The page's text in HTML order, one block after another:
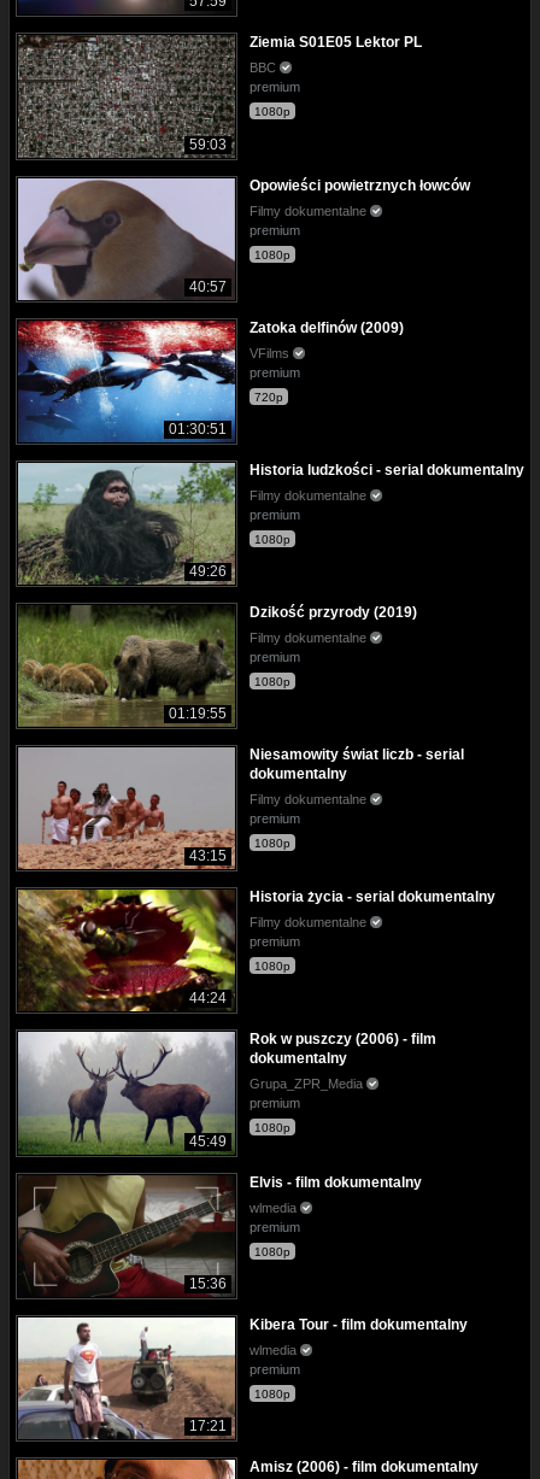
59:03
Ziemia S01E05 Lektor PL
BBC
premium
1080p
40:57
Opowieści powietrznych łowców
Filmy dokumentalne
premium
1080p
01:30:51
Zatoka delfinów (2009)
VFilms
premium
720p
49:26
Historia ludzkości - serial dokumentalny
Filmy dokumentalne
premium
1080p
01:19:55
Dzikość przyrody (2019)
Filmy dokumentalne
premium
1080p
43:15
Niesamowity świat liczb - serial
dokumentalny
Filmy dokumentalne
premium
1080p
44:24
Historia życia - serial dokumentalny
Filmy dokumentalne
premium
1080p
45:49
Rok w puszczy (2006) - film
dokumentalny
Grupa_ZPR_Media
premium
1080p
15:36
Elvis - film dokumentalny
wlmedia
premium
1080p
17:21
Kibera Tour - film dokumentalny
wlmedia
premium
1080p
Amisz (2006) - film dokumentalny